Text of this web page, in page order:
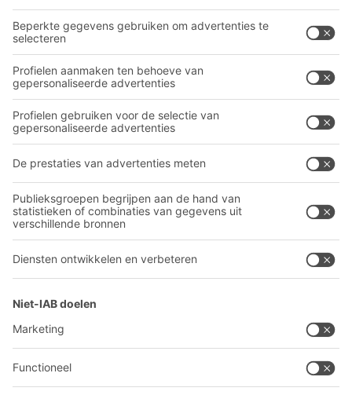
Intralogistieke oplossingen
Bakken en bakken
Transportsystemen
Onze diensten
Contactformulier
Bedrijf
Over BITO
Ons wereldwijde netwerk
Volg ons
A
YOUR LIFE.
030 711 30 90